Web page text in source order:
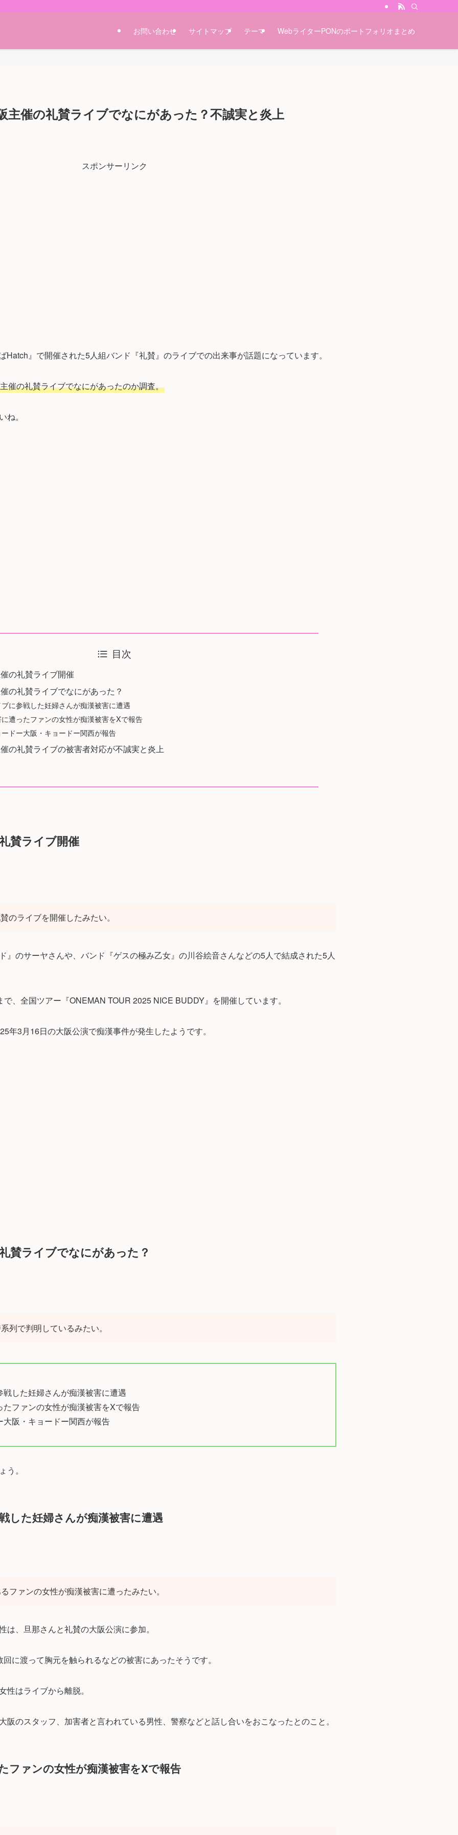
お問い合わせ サイトマップ テーマ WebライターPONのポートフォリオまとめ
主催の礼賛ライブでなにがあった？不誠実と炎上
スポンサーリンク
Hatch』で開催された5人組バンド『礼賛』のライブでの出来事が話題になっています。
催の礼賛ライブでなにがあったのか調査。
ね。
目次
の礼賛ライブ開催
の礼賛ライブでなにがあった？
に参戦した妊婦さんが痴漢被害に遭遇
遭ったファンの女性が痴漢被害をXで報告
ドー大阪・キョードー関西が報告
の礼賛ライブの被害者対応が不誠実と炎上
賛ライブ開催
のライブを開催したみたい。
』のサーヤさんや、バンド『ゲスの極み乙女』の川谷絵音さんなどの5人で結成された5人
、全国ツアー『ONEMAN TOUR 2025 NICE BUDDY』を開催しています。
年3月16日の大阪公演で痴漢事件が発生したようです。
賛ライブでなにがあった？
列で判明しているみたい。
した妊婦さんが痴漢被害に遭遇
ファンの女性が痴漢被害をXで報告
阪・キョードー関西が報告
う。
した妊婦さんが痴漢被害に遭遇
ファンの女性が痴漢被害に遭ったみたい。
は、旦那さんと礼賛の大阪公演に参加。
に渡って胸元を触られるなどの被害にあったそうです。
性はライブから離脱。
阪のスタッフ、加害者と言われている男性、警察などと話し合いをおこなったとのこと。
ファンの女性が痴漢被害をXで報告